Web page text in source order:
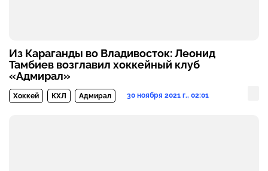
Из Караганды во Владивосток: Леонид
Тамбиев возглавил хоккейный клуб
«Адмирал»
Хоккей КХЛ Адмирал 30 ноября 2021 г., 02:01